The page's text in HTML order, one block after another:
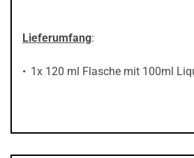
Lieferumfang:
1x 120 ml Flasche mit 100ml